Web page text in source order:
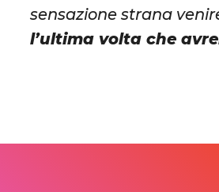
sensazione strana
l’ultima volta che